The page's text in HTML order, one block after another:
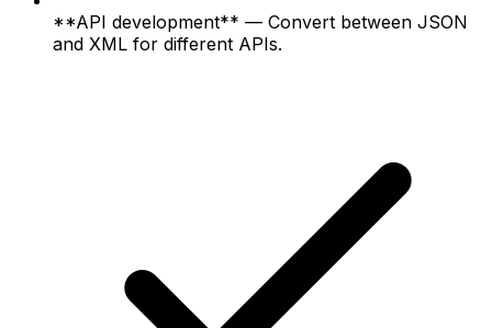
**API development** — Convert between JSON
and XML for different APIs.